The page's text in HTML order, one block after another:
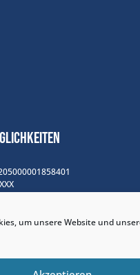
um unsere Website und